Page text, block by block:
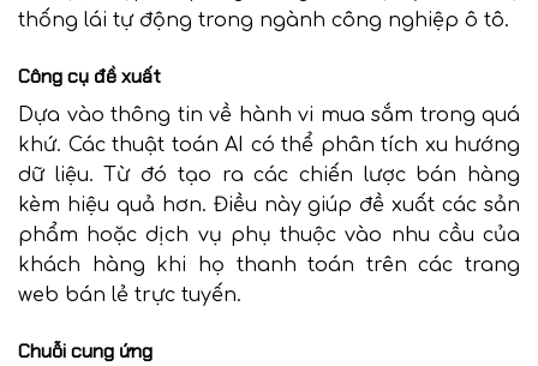
thống lái tự động trong ngành công nghiệp ô tô.
Công cụ đề xuất
Dựa vào thông tin về hành vi mua sắm trong quá
khứ. Các thuật toán AI có thể phân tích xu hướng
dữ liệu. Từ đó tạo ra các chiến lược bán hàng
kèm hiệu quả hơn. Điều này giúp đề xuất các sản
phẩm hoặc dịch vụ phụ thuộc vào nhu cầu của
khách hàng khi họ thanh toán trên các trang
web bán lẻ trực tuyến.
Chuỗi cung ứng